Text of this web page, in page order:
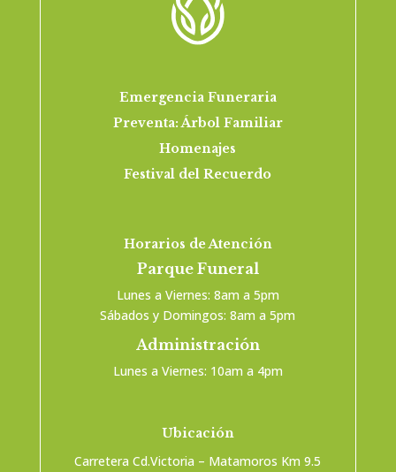
Emergencia Funeraria
Preventa: Árbol Familiar
Homenajes
Festival del Recuerdo
Horarios de Atención
Parque Funeral
Lunes a Viernes: 8am a 5pm
Sábados y Domingos: 8am a 5pm
Administración
Lunes a Viernes: 10am a 4pm
Ubicación
Carretera Cd.Victoria – Matamoros Km 9.5